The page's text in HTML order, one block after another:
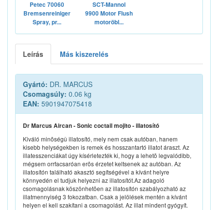
Petec 70060
Bremsenreiniger
Spray, pr...
SCT-Mannol
9900 Motor Flush
motoröbl...
Leírás Más kiszerelés
Gyártó: DR. MARCUS
Csomagsúly: 0.06 kg
EAN: 5901947075418
Dr Marcus Aircan - Sonic coctail mojito - illatosító
Kiváló minõségû illatosító, mely nem csak autóban, hanem
kisebb helységekben is remek és hosszantartó illatot áraszt. Az
illatesszenciákat úgy kísérletezték ki, hogy a lehetõ legvalódibb,
mégsem orrfacsaróan erõs érzetet keltsenek az autóban. Az
illatosítón található akasztó segítségével a kívánt helyre
könnyedén el tudjuk helyezni az illatosítót.Az adagoló
csomagolásnak köszönhetõen az illatosítón szabályozható az
illatmennyiség 3 fokozatban. Csak a jelölések mentén a kívánt
helyen el kell szakítani a csomagolást. Az illat mindent gyógyít.